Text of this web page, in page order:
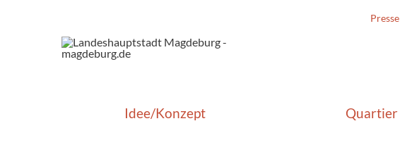
Presse
Idee/Konzept Quartier